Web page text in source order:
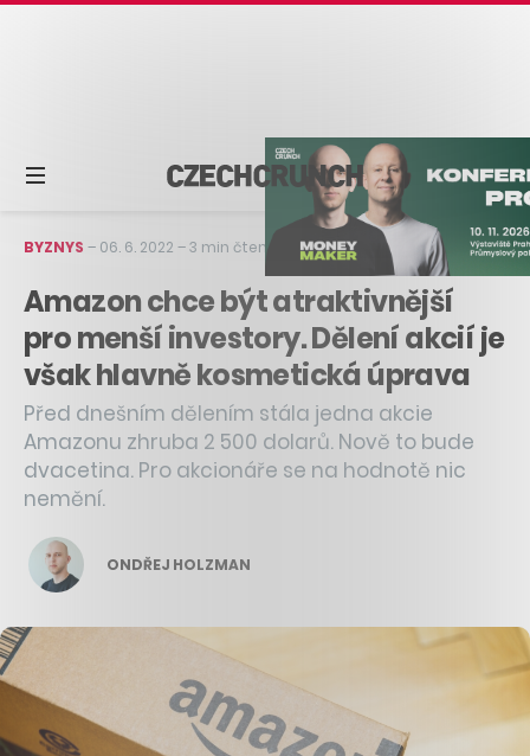
BYZNYS – 06. 6. 2022 –3 min čtení
Amazon chce být atraktivnější
pro menší investory. Dělení akcií je
však hlavně kosmetická úprava
Před dnešním dělením stála jedna akcie
Amazonu zhruba 2 500 dolarů. Nově to bude
dvacetina. Pro akcionáře se na hodnotě nic
nemění.
ONDŘEJ HOLZMAN